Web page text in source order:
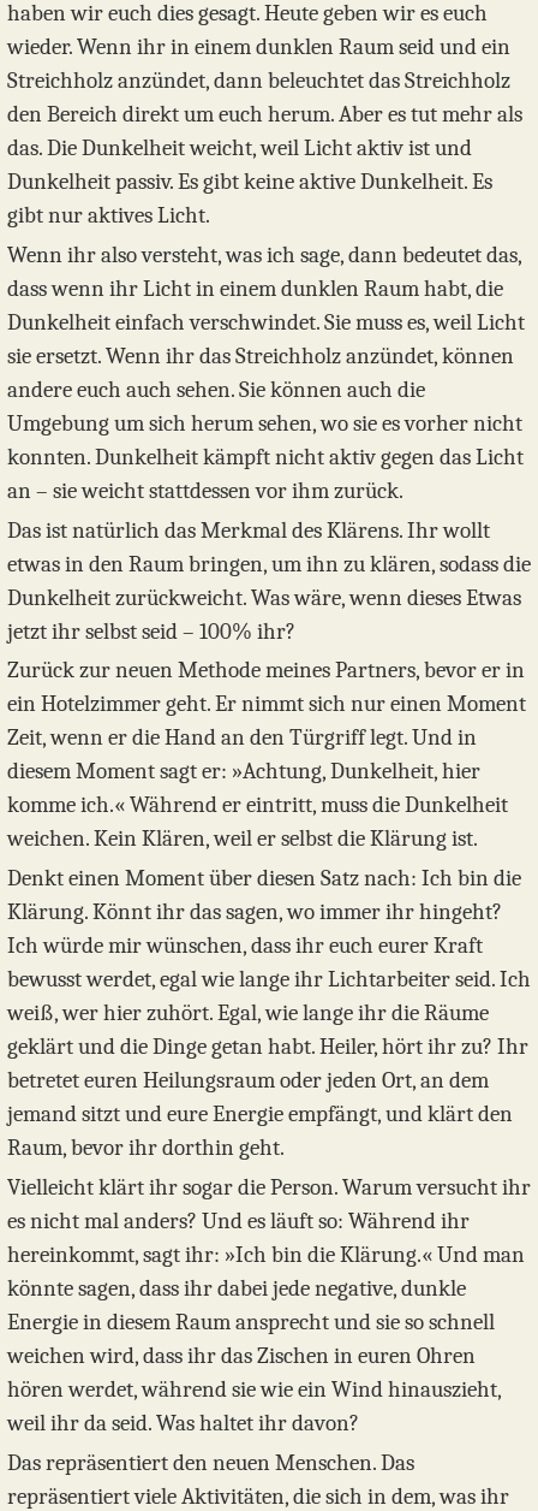
haben wir euch dies gesagt. Heute geben wir es euch
wieder. Wenn ihr in einem dunklen Raum seid und ein
Streichholz anzündet, dann beleuchtet das Streichholz
den Bereich direkt um euch herum. Aber es tut mehr als
das. Die Dunkelheit weicht, weil Licht aktiv ist und
Dunkelheit passiv. Es gibt keine aktive Dunkelheit. Es
gibt nur aktives Licht.
Wenn ihr also versteht, was ich sage, dann bedeutet das,
dass wenn ihr Licht in einem dunklen Raum habt, die
Dunkelheit einfach verschwindet. Sie muss es, weil Licht
sie ersetzt. Wenn ihr das Streichholz anzündet, können
andere euch auch sehen. Sie können auch die
Umgebung um sich herum sehen, wo sie es vorher nicht
konnten. Dunkelheit kämpft nicht aktiv gegen das Licht
an – sie weicht stattdessen vor ihm zurück.
Das ist natürlich das Merkmal des Klärens. Ihr wollt
etwas in den Raum bringen, um ihn zu klären, sodass die
Dunkelheit zurückweicht. Was wäre, wenn dieses Etwas
jetzt ihr selbst seid – 100% ihr?
Zurück zur neuen Methode meines Partners, bevor er in
ein Hotelzimmer geht. Er nimmt sich nur einen Moment
Zeit, wenn er die Hand an den Türgriff legt. Und in
diesem Moment sagt er: »Achtung, Dunkelheit, hier
komme ich.« Während er eintritt, muss die Dunkelheit
weichen. Kein Klären, weil er selbst die Klärung ist.
Denkt einen Moment über diesen Satz nach: Ich bin die
Klärung. Könnt ihr das sagen, wo immer ihr hingeht?
Ich würde mir wünschen, dass ihr euch eurer Kraft
bewusst werdet, egal wie lange ihr Lichtarbeiter seid. Ich
weiß, wer hier zuhört. Egal, wie lange ihr die Räume
geklärt und die Dinge getan habt. Heiler, hört ihr zu? Ihr
betretet euren Heilungsraum oder jeden Ort, an dem
jemand sitzt und eure Energie empfängt, und klärt den
Raum, bevor ihr dorthin geht.
Vielleicht klärt ihr sogar die Person. Warum versucht ihr
es nicht mal anders? Und es läuft so: Während ihr
hereinkommt, sagt ihr: »Ich bin die Klärung.« Und man
könnte sagen, dass ihr dabei jede negative, dunkle
Energie in diesem Raum ansprecht und sie so schnell
weichen wird, dass ihr das Zischen in euren Ohren
hören werdet, während sie wie ein Wind hinauszieht,
weil ihr da seid. Was haltet ihr davon?
Das repräsentiert den neuen Menschen. Das
repräsentiert viele Aktivitäten, die sich in dem, was ihr